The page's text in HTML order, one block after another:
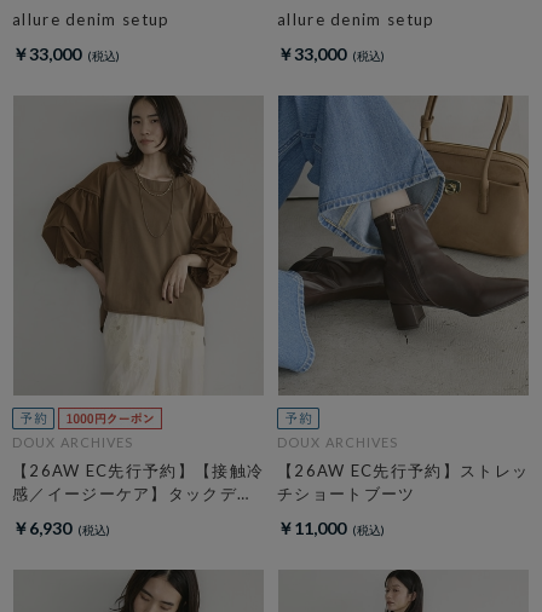
allure denim setup
￥33,000
allure denim setup
￥33,000
DOUX ARCHIVES
【26AW EC先行予約】【接触冷
感／イージーケア】タックデザ
￥6,930
DOUX ARCHIVES
【26AW EC先行予約】ストレッ
チショートブーツ
￥11,000